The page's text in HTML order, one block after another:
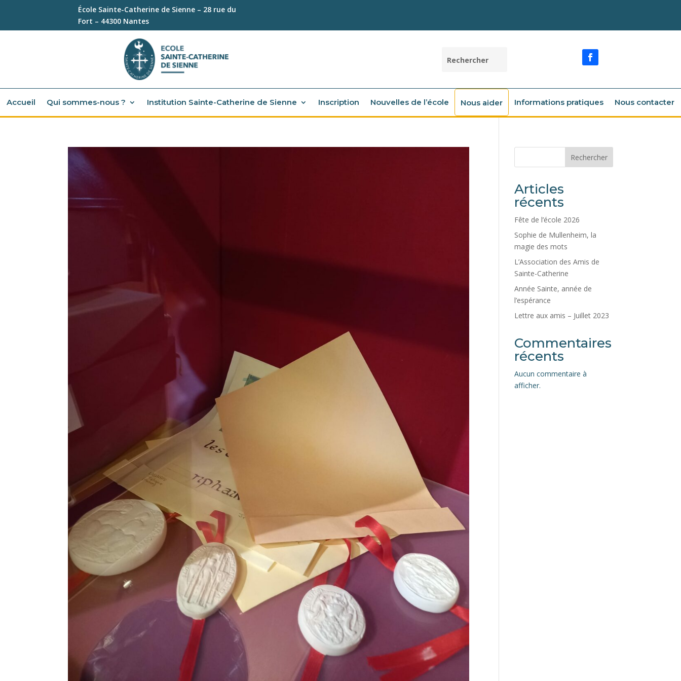
École Sainte-Catherine de Sienne – 28 rue du
Fort – 44300 Nantes
Accueil Qui sommes-nous ? Institution Sainte-Catherine de Sienne Inscription Nouvelles de l’école Nous aider Informations pratiques Nous contacter
Rechercher
Articles
récents
Fête de l’école 2026
Sophie de Mullenheim, la
magie des mots
L’Association des Amis de
Sainte-Catherine
Année Sainte, année de
l’espérance
Lettre aux amis – Juillet 2023
Commentaires
récents
Aucun commentaire à
afficher.